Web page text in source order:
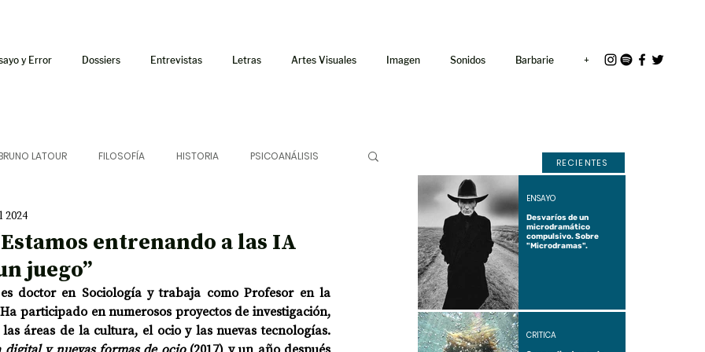
y Error Dossiers Entrevistas Letras Artes Visuales Imagen Sonidos Barbarie +
LATOUR FILOSOFÍA HISTORIA PSICOANÁLISIS
AUDIOTEXTO
AFUERISMOS POESÍA ENSAYO
entrenando a las IA
juego”
2024
doctor en Sociología y trabaja como Profesor en la
participado en numerosos proyectos de investigación,
áreas de la cultura, el ocio y las nuevas tecnologías.
RECIENTES
Desvaríos de un
microdramático
compulsivo. Sobre
"Microdramas".
ENSAYO
CRÍTICA